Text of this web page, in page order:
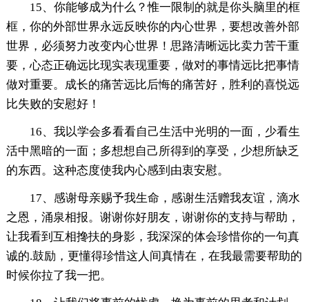
15、你能够成为什么？惟一限制的就是你头脑里的框
框，你的外部世界永远反映你的内心世界，要想改善外部
世界，必须努力改变内心世界！思路清晰远比卖力苦干重
要，心态正确远比现实表现重要，做对的事情远比把事情
做对重要。成长的痛苦远比后悔的痛苦好，胜利的喜悦远
比失败的安慰好！
16、我以学会多看看自己生活中光明的一面，少看生
活中黑暗的一面；多想想自己所得到的享受，少想所缺乏
的东西。这种态度使我内心感到由衷安慰。
17、感谢母亲赐予我生命，感谢生活赠我友谊，滴水
之恩，涌泉相报。谢谢你好朋友，谢谢你的支持与帮助，
让我看到互相搀扶的身影，我深深的体会珍惜你的一句真
诚的.鼓励，更懂得珍惜这人间真情在，在我最需要帮助的
时候你拉了我一把。